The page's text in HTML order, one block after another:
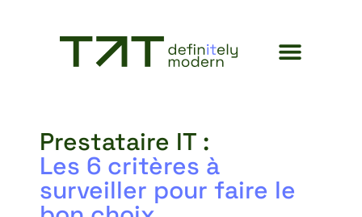
Prestataire IT :
Les 6 critères à
surveiller pour faire le